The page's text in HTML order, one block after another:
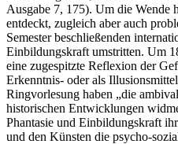
Ausgabe 7, 175). Um die Wende
entdeckt, zugleich aber auch
Semester beschließenden
Einbildungskraft umstritten. Um
eine zugespitzte Reflexion der
Erkenntnis- oder als
Ringvorlesung haben „die
historischen Entwicklungen
Phantasie und Einbildungskraft
und den Künsten die psycho-